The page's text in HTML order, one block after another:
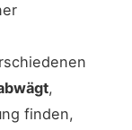
,
finden,